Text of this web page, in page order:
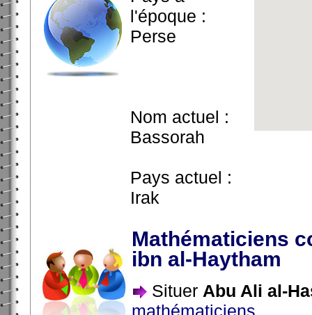
l'époque :
Perse
Nom actuel :
Bassorah
Pays actuel :
Irak
Mathématiciens
ibn al-Haytham
Situer Abu Ali al-
mathématiciens